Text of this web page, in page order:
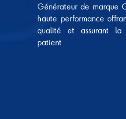
Générateur de marque
haute performance
qualité et assurant la
patient